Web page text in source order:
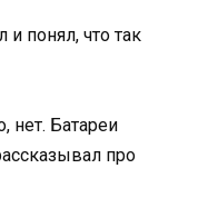
понял, что так
нет. Батареи
про